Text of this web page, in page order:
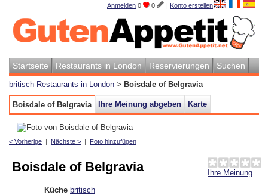
Anmelden 0 0 | Konto erstellen
Startseite Restaurants in London Reservierungen Suchen
britisch-Restaurants in London > Boisdale of Belgravia
Boisdale of Belgravia Ihre Meinung abgeben Karte
< Vorherige | Nächste > | Foto hinzufügen
Ihre Meinung
Boisdale of Belgravia
Küche britisch